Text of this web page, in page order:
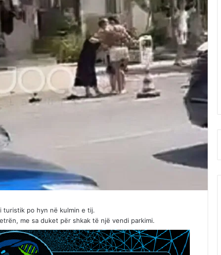
turistik po hyn në kulmin e tij.
me sa duket për shkak të një vendi parkimi.